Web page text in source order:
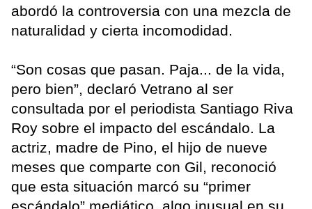
abordó la controversia con una mezcla de
naturalidad y cierta incomodidad.
“Son cosas que pasan. Paja... de la vida,
pero bien”, declaró Vetrano al ser
consultada por el periodista Santiago Riva
Roy sobre el impacto del escándalo. La
actriz, madre de Pino, el hijo de nueve
meses que comparte con Gil, reconoció
que esta situación marcó su “primer
escándalo” mediático, algo inusual en su